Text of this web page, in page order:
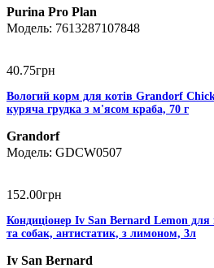
Purina Pro Plan
7613287107848
40.75грн
Вологий корм для котів Grandorf
куряча грудка з м'ясом краба, 70 г
Grandorf
GDCW0507
152.00грн
Кондиціонер Iv San Bernard Lemon для
та собак, антистатик, з лимоном, 3л
Iv San Bernard